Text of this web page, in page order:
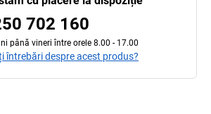
702 160
până vineri între orele 8.00 - 17.00
întrebări despre acest produs?